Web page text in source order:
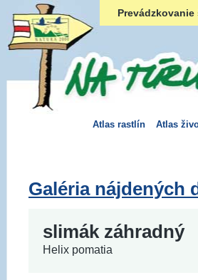
Atlas rastlín Atlas
Galéria nájdených
slimák záhradný
Helix pomatia